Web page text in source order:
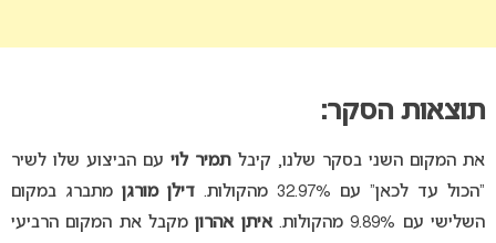
תוצאות הסקר:
את המקום השני בסקר שלנו, קיבל תמיר לויעם הביצוע שלו לשיר
“הכול עד לכאן” עם 32.97% מהקולות.
דילן מורגןמתברג במקום
השלישי עם 9.89% מהקולות.
איתן אהרוןמקבל את המקום הרביעי